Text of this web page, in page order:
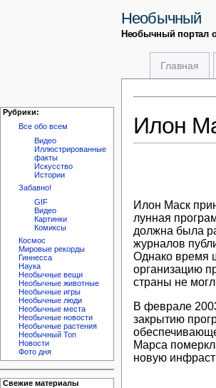
Необычный
Необычный портал
Рубрики:
Все обо всем
Видео
Иллюстрированные
факты
Искусство
Истории
Забавно!
GIF
Видео
Картинки
Комиксы
Космос
Мировые рекорды
Гиннесса
Наука
Необычные вещи
Необычные животные
Необычные игры
Необычные люди
Необычные места
Необычные новости
Необычные растения
Необычный Топ
Новости
Фото дня
Свежие материалы
Главная
Илон
Илон Маск
лунная
должна была
журналов
Однако время
организацию
страны не
В феврале
закрытию
Марса
новую